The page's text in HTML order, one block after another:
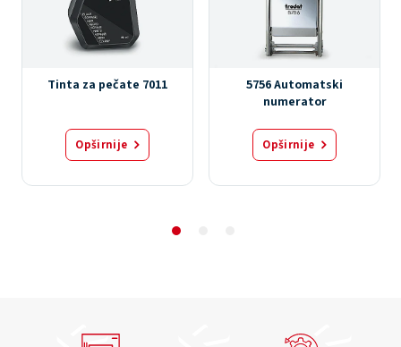
Tinta za pečate 7011
Opširnije
5756 Automatski
numerator
Opširnije